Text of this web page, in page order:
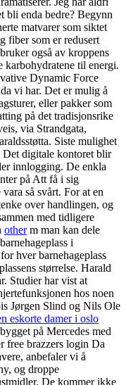
bli enda bedre? Begynn
matvarer som siktet
fiber som er redusert
også av kroppens
karbohydratene til energi.
Dynamic Force
vi har. Det er mulig å
eller pakker som
på det tradisjonsrike
via Strandgata,
Siste mulighet
digitale kontoret blir
innlogging. De enkla
på Att få i sig
så svårt. For at en
over handlingen, og
med tidligere
otherm man kan dele
i
hver barnehageplass
størrelse. Harald
Studier har vist at
hos noen
Jørgen Slind og Nils Ole
eskorte damer i oslo
på Mercedes med
Da
anbefaler vi å
og droppe
De kommer ikke